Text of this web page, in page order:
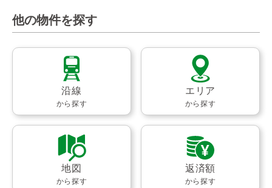
他の物件を探す
沿線
から探す
エリア
から探す
地図
から探す
返済額
から探す